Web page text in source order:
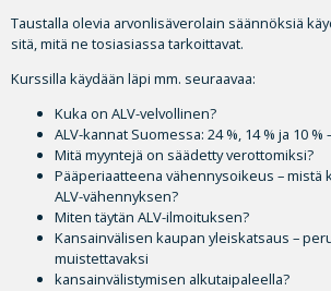
Taustalla olevia arvonlisäverolain säännöksiä
sitä, mitä ne tosiasiassa tarkoittavat.
Kurssilla käydään läpi mm. seuraavaa:
Kuka on ALV-velvollinen?
ALV-kannat Suomessa: 24 %, 14 % ja 10
Mitä myyntejä on säädetty verottomiksi?
Pääperiaatteena vähennysoikeus – mistä
ALV-vähennyksen?
Miten täytän ALV-ilmoituksen?
Kansainvälisen kaupan yleiskatsaus –
muistettavaksi
kansainvälistymisen alkutaipaleella?